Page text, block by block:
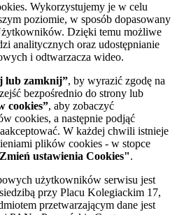
Wykorzystujemy je w celu
poziomie, w sposób dopasowany
Dzięki temu możliwe
analitycznych oraz udostępnianie
i odtwarzacza wideo.
lub zamknij”, by wyrazić zgodę na
bezpośrednio do strony lub
cookies”, aby zobaczyć
cookies, a następnie podjąć
W każdej chwili istnieje
plików cookies - w stopce
ustawienia Cookies".
użytkowników serwisu jest
przy Placu Kolegiackim 17,
przetwarzającym dane jest